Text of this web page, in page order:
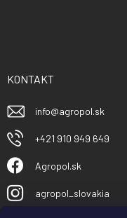
KONTAKT
info@agropol.sk
+421 910 949 649
Agropol.sk
agropol_slovakia